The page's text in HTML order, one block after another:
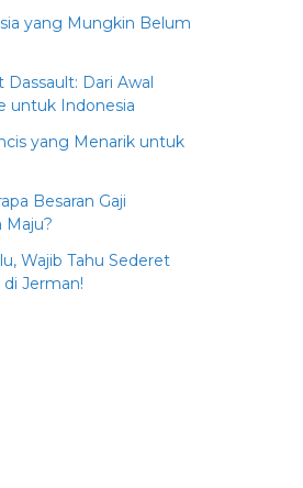
yang Mungkin Belum
Dassault: Dari Awal
untuk Indonesia
yang Menarik untuk
Besaran Gaji
Maju?
Wajib Tahu Sederet
Jerman!